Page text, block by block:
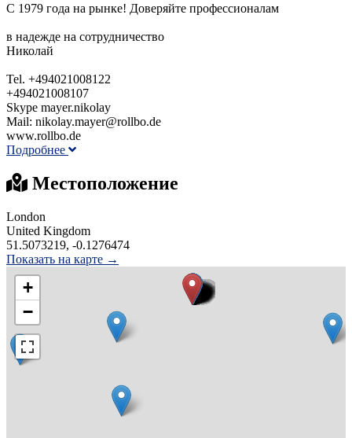
С 1979 года на рынке! Доверяйте профессионалам
в надежде на сотрудничество
Николай
Tel. +494021008122
+494021008107
Skype mayer.nikolay
Mail: nikolay.mayer@rollbo.de
www.rollbo.de
Подробнее
Местоположение
London
United Kingdom
51.5073219, -0.1276474
Показать на карте →
+
−